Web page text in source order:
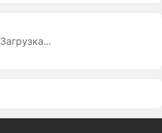
Загрузка...